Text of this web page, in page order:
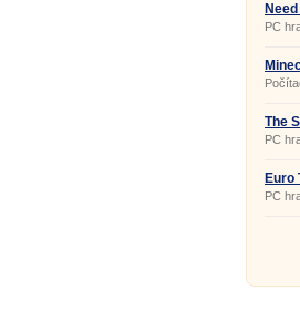
PC
se hra
vždy
hru
The
PC
Euro
PC